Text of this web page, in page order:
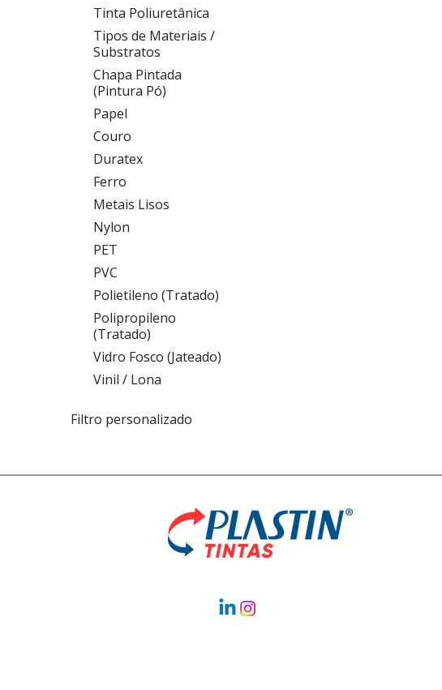
Tinta Poliuretânica
Tipos de Materiais /
Substratos
Chapa Pintada
(Pintura Pó)
Papel
Couro
Duratex
Ferro
Metais Lisos
Nylon
PET
PVC
Polietileno (Tratado)
Polipropileno
(Tratado)
Vidro Fosco (Jateado)
Vinil / Lona
Filtro personalizado